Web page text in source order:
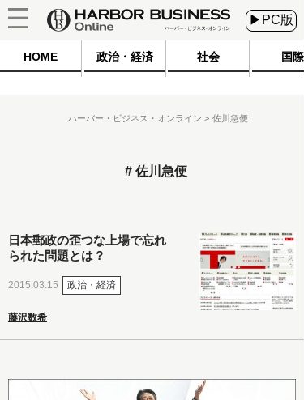
▶PC版
HOME 政治・経済 社会 国際
ハーバー・ビジネス・オンライン 佐川急便
佐川急便
日本郵政の歪つな上場で忘れ
られた問題とは？
2015.03.15 政治・経済
藤沢数希